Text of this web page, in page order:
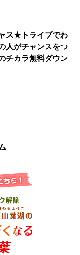
ス★トライブでわ
人がチャンスをつ
チカラ無料ダウン